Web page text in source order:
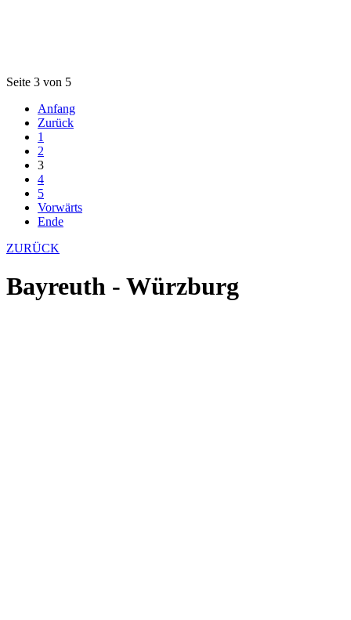
Seite 3 von 5
Anfang
Zurück
1
2
3
4
5
Vorwärts
Ende
ZURÜCK
Bayreuth - Würzburg